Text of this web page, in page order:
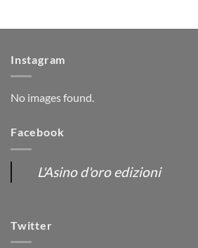
Instagram
No images found.
Facebook
L'Asino d'oro edizioni
Twitter